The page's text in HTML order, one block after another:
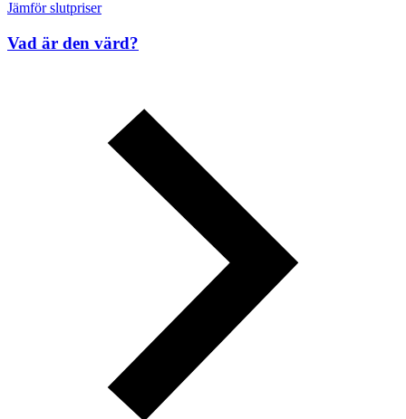
Jämför slutpriser
Vad är den värd?